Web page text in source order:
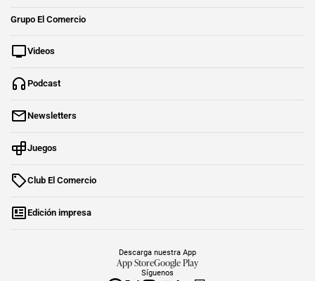
Grupo El Comercio
Videos
Podcast
Newsletters
Juegos
Club El Comercio
Edición impresa
Síguenos
Descarga nuestra App
App StoreGoogle Play